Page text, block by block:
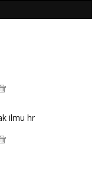
ilmu hr